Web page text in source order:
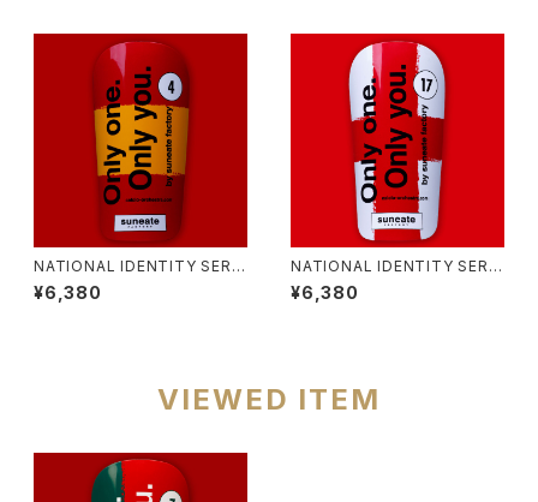
NATIONAL IDENTITY SERIE
S [SPAIN]
¥6,380
NATIONAL IDENTITY SERIE
S [ENGLAND]
¥6,380
VIEWED ITEM